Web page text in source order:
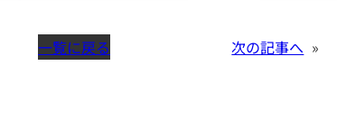
一覧に戻る 次の記事へ »